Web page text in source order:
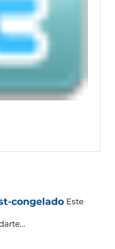
congelado Este